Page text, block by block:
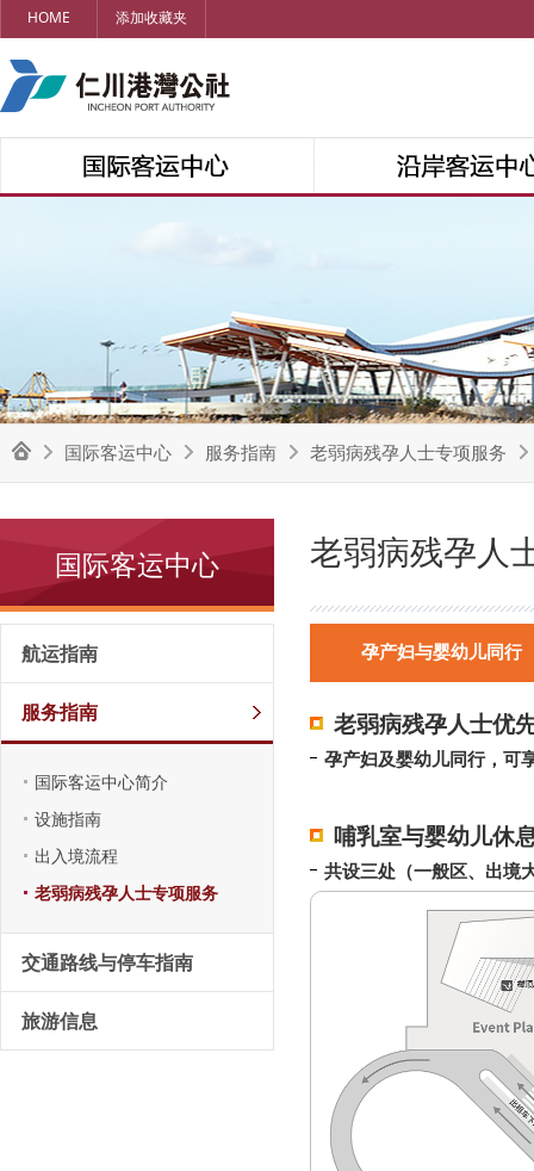
HOME 添加收藏夹
国际客运中心 服务指南 老弱病残孕人士专项服务
国际客运中心
航运指南
服务指南
国际客运中心简介
设施指南
出入境流程
老弱病残孕人士专项服务
交通路线与停车指南
旅游信息
老弱病残孕人
孕产妇与婴幼儿同行
老弱病残孕人士优
孕产妇及婴幼儿同行，可
哺乳室与婴幼儿休
共设三处（一般区、出境